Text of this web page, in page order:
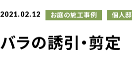
2021.02.12 お庭の施工事例 個人邸
バラの誘引・剪定